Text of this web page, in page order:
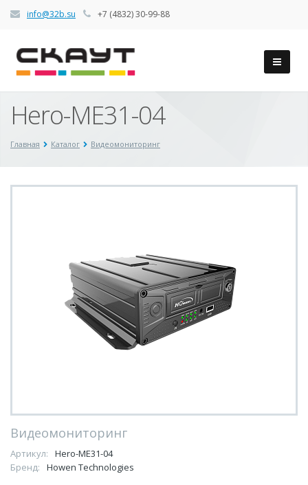
info@32b.su +7 (4832) 30-99-88
Hero-ME31-04
Главная Каталог Видеомониторинг
Видеомониторинг
Артикул:
Hero-ME31-04
Бренд:
Howen Technologies